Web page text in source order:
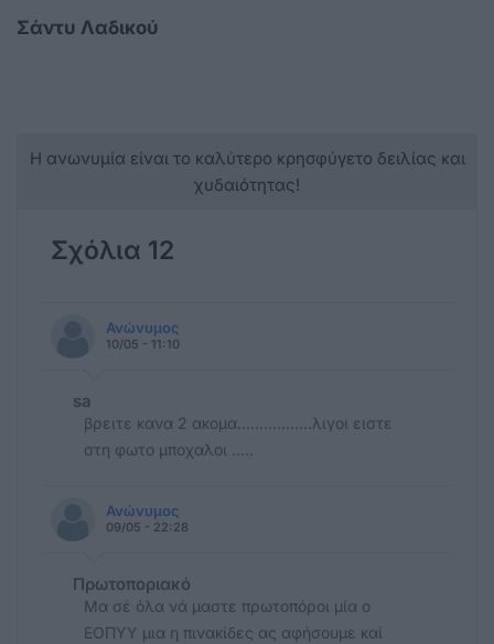
Σάντυ Λαδικού
Η ανωνυμία είναι το καλύτερο κρησφύγετο δειλίας και
χυδαιότητας!
Σχόλια 12
Ανώνυμος
10/05 - 11:10
sa
βρειτε κανα 2 ακομα.................λιγοι ειστε
στη φωτο μποχαλοι .....
Ανώνυμος
09/05 - 22:28
Πρωτοποριακό
Μα σέ όλα νά μαστε πρωτοπόροι μία ο
ΕΟΠΥΥ μια η πινακίδες ας αφήσουμε καί